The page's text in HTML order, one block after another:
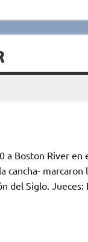
a Boston River
cancha-
del Siglo.